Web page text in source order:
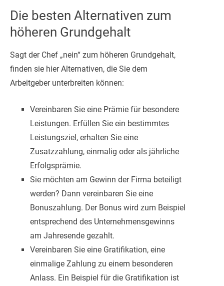
Die besten Alternativen zum
höheren Grundgehalt
Sagt der Chef „nein“ zum höheren Grundgehalt,
finden sie hier Alternativen, die Sie dem
Arbeitgeber unterbreiten können:
Vereinbaren Sie eine Prämie für besondere
Leistungen. Erfüllen Sie ein bestimmtes
Leistungsziel, erhalten Sie eine
Zusatzzahlung, einmalig oder als jährliche
Erfolgsprämie.
Sie möchten am Gewinn der Firma beteiligt
werden? Dann vereinbaren Sie eine
Bonuszahlung. Der Bonus wird zum Beispiel
entsprechend des Unternehmensgewinns
am Jahresende gezahlt.
Vereinbaren Sie eine Gratifikation, eine
einmalige Zahlung zu einem besonderen
Anlass. Ein Beispiel für die Gratifikation ist